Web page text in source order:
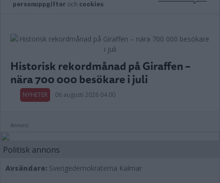
Historisk rekordmånad på Giraffen –
nära 700 000 besökare i juli
NYHETER 06 augusti 2026 04.00
Annons:
Politisk annons
Avsändare: Sverigedemokraterna Kalmar